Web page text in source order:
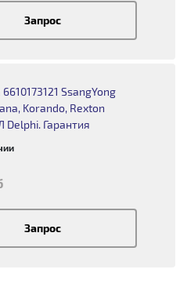
Запрос
SsangYong
Korando, Rexton
Гарантия
Запрос